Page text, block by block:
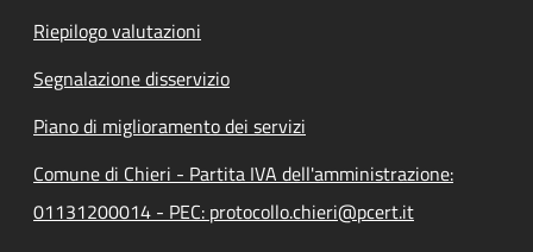
Riepilogo valutazioni
Segnalazione disservizio
Piano di miglioramento dei servizi
Comune di Chieri - Partita IVA dell'amministrazione:
01131200014 - PEC: protocollo.chieri@pcert.it